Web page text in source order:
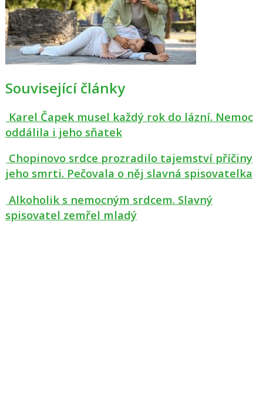
Související články
Karel Čapek musel každý rok do lázní. Nemoc
oddálila i jeho sňatek
Chopinovo srdce prozradilo tajemství příčiny
jeho smrti. Pečovala o něj slavná spisovatelka
Alkoholik s nemocným srdcem. Slavný
spisovatel zemřel mladý